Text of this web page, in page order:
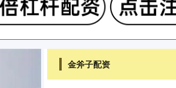
金斧子配资